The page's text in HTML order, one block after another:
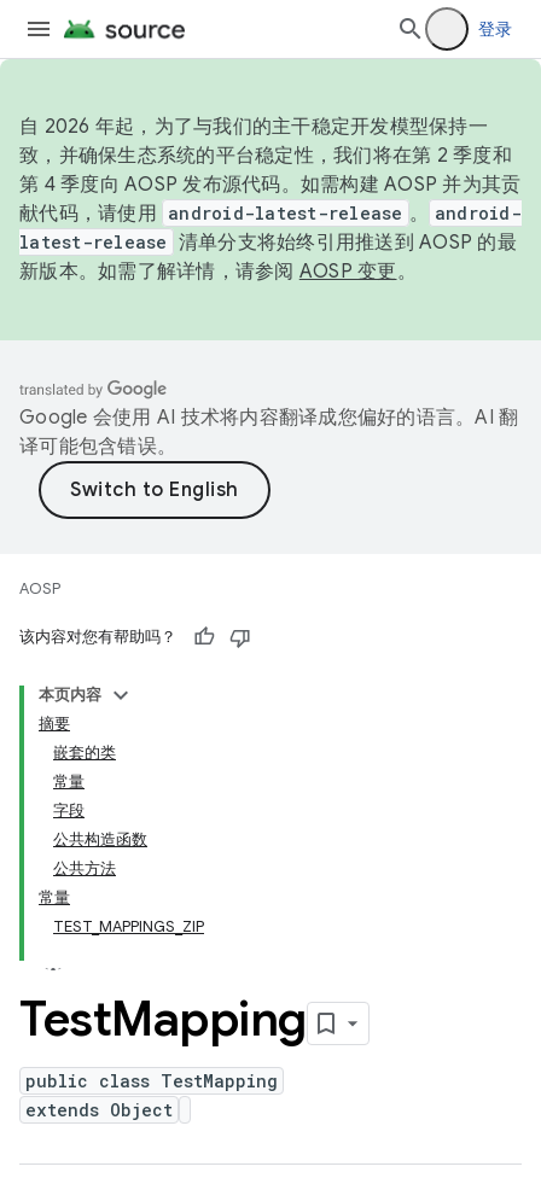
登录
自 2026 年起，为了与我们的主干稳定开发模型保持一
致，并确保生态系统的平台稳定性，我们将在第 2 季度和
第 4 季度向 AOSP 发布源代码。如需构建 AOSP 并为其贡
献代码，请使用 android-latest-release 。
android-
latest-release 清单分支将始终引用推送到 AOSP 的最
新版本。如需了解详情，请参阅 AOSP 变更。
Google 会使用 AI 技术将内容翻译成您偏好的语言。AI 翻
译可能包含错误。
AOSP
该内容对您有帮助吗？
本页内容
摘要
嵌套的类
常量
字段
公共构造函数
公共方法
常量
TEST_MAPPINGS_ZIP
TestMapping
public class TestMapping
extends Object